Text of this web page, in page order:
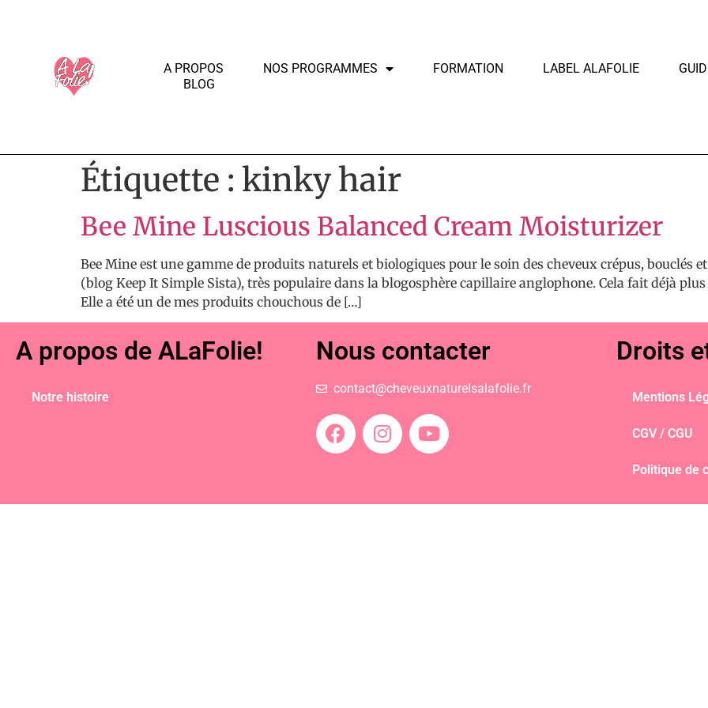
A PROPOS NOS PROGRAMMES FORMATION LABEL ALAFOLIE
BLOG
Étiquette : kinky hair
Bee Mine Luscious Balanced Cream Moisturizer
Bee Mine est une gamme de produits naturels et biologiques pour le soin des cheveux crépus, bouclés
(blog Keep It Simple Sista), très populaire dans la blogosphère capillaire anglophone. Cela fait déjà
Elle a été un de mes produits chouchous de […]
A propos de ALaFolie!
Notre histoire
Nous contacter
contact@cheveuxnaturelsalafolie.fr
Droits
Mentions
CGV / CGU
Politique de